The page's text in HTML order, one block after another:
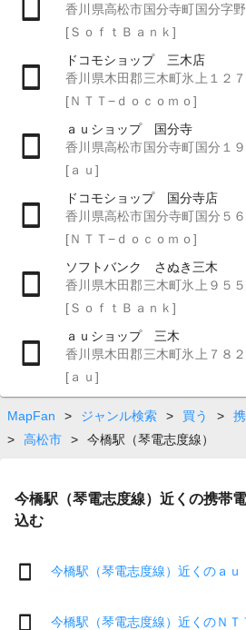
香川県高松市国分寺町国分字
[ＳｏｆｔＢａｎｋ]
ドコモショップ 三木店
香川県木田郡三木町氷上１２７
[ＮＴＴ−ｄｏｃｏｍｏ]
ａｕショップ 国分寺
香川県高松市国分寺町国分１９
[ａｕ]
ドコモショップ 国分寺店
香川県高松市国分寺町国分５
[ＮＴＴ−ｄｏｃｏｍｏ]
ソフトバンク さぬき三木
香川県木田郡三木町氷上９５
[ＳｏｆｔＢａｎｋ]
ａｕショップ 三木
香川県木田郡三木町氷上７８２
[ａｕ]
MapFan > ジャンル検索 > 買う >
>
高松市 > 今橋駅（琴電志度線）
今橋駅（琴電志度線）近くの携帯
込む
今橋駅（琴電志度線）近くのａｕ
今橋駅（琴電志度線）近くのＮＴ